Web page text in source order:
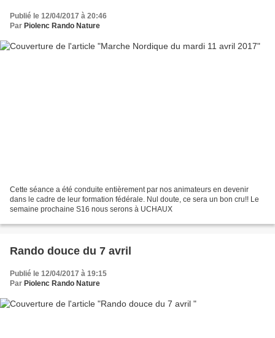
Publié le 12/04/2017 à 20:46
Par Piolenc Rando Nature
Cette séance a été conduite entièrement par nos animateurs en devenir
dans le cadre de leur formation fédérale. Nul doute, ce sera un bon cru!! Le
semaine prochaine S16 nous serons à UCHAUX
Rando douce du 7 avril
Publié le 12/04/2017 à 19:15
Par Piolenc Rando Nature